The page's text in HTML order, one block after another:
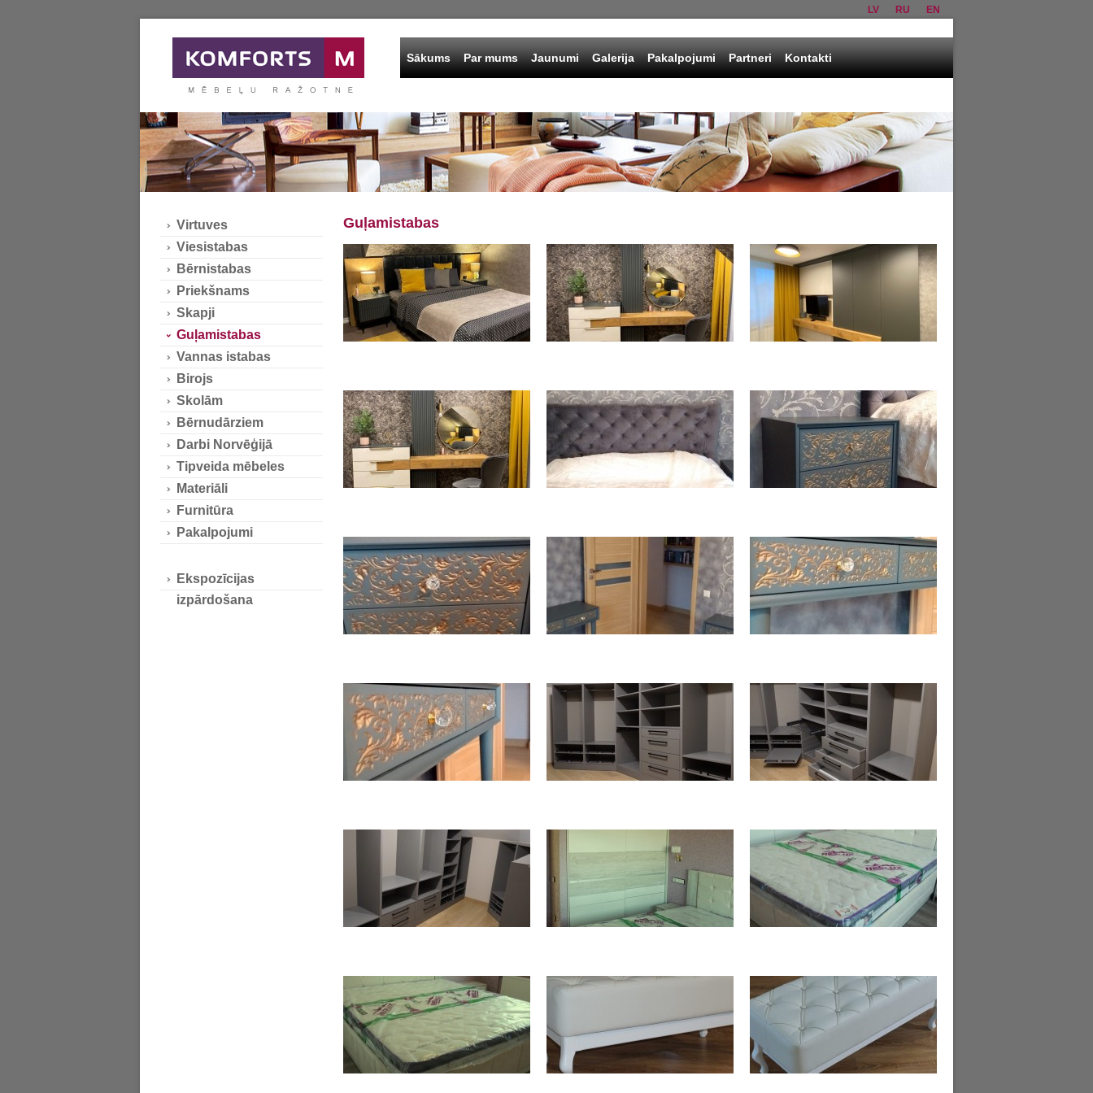
LV RU EN
Sākums Par mums Jaunumi Galerija Pakalpojumi Partneri Kontakti
Virtuves
Viesistabas
Bērnistabas
Priekšnams
Skapji
Guļamistabas
Vannas istabas
Birojs
Skolām
Bērnudārziem
Darbi Norvēģijā
Tipveida mēbeles
Materiāli
Furnitūra
Pakalpojumi
Ekspozīcijas
izpārdošana
Guļamistabas